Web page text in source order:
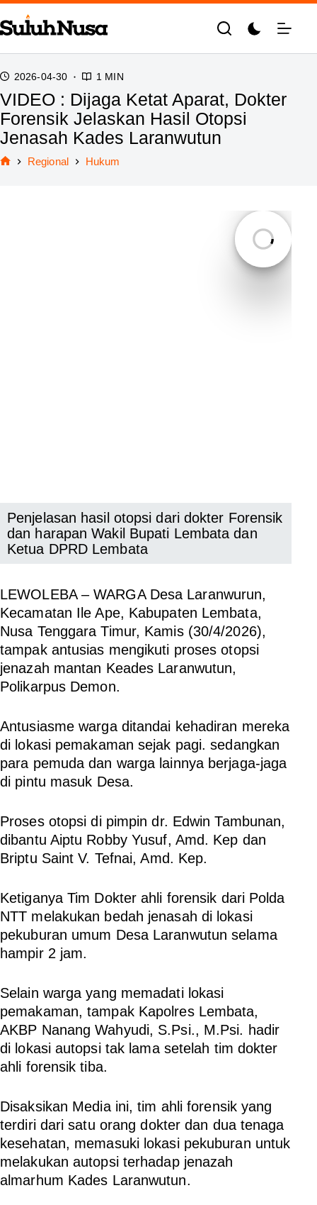
Skip
to
content
2026-04-30 1 MIN
VIDEO : Dijaga Ketat Aparat, Dokter
Forensik Jelaskan Hasil Otopsi
Jenasah Kades Laranwutun
Regional Hukum
Penjelasan hasil otopsi dari dokter Forensik
dan harapan Wakil Bupati Lembata dan
Ketua DPRD Lembata
LEWOLEBA –WARGA Desa Laranwurun,
Kecamatan Ile Ape, Kabupaten Lembata,
Nusa Tenggara Timur, Kamis (30/4/2026),
tampak antusias mengikuti proses otopsi
jenazah mantan Keades Laranwutun,
Polikarpus Demon.
Antusiasme warga ditandai kehadiran mereka
di lokasi pemakaman sejak pagi. sedangkan
para pemuda dan warga lainnya berjaga-jaga
di pintu masuk Desa.
Proses otopsi di pimpin dr. Edwin Tambunan,
dibantu Aiptu Robby Yusuf, Amd. Kep dan
Briptu Saint V. Tefnai, Amd. Kep.
Ketiganya Tim Dokter ahli forensik dari Polda
NTT melakukan bedah jenasah di lokasi
pekuburan umum Desa Laranwutun selama
hampir 2 jam.
Selain warga yang memadati lokasi
pemakaman, tampak Kapolres Lembata,
AKBP Nanang Wahyudi, S.Psi., M.Psi. hadir
di lokasi autopsi tak lama setelah tim dokter
ahli forensik tiba.
Disaksikan Media ini, tim ahli forensik yang
terdiri dari satu orang dokter dan dua tenaga
kesehatan, memasuki lokasi pekuburan untuk
melakukan autopsi terhadap jenazah
almarhum Kades Laranwutun.